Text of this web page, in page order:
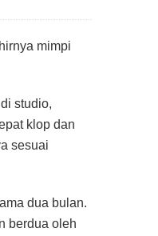
mimpi
studio,
klop dan
sesuai
dua bulan.
berdua oleh